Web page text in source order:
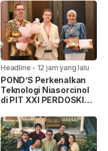
Headline - 12 jam yang lalu
POND’S Perkenalkan
Teknologi Niasorcinol
di PIT XXI PERDOSKI
“Real Glow” Berbasis
Sains